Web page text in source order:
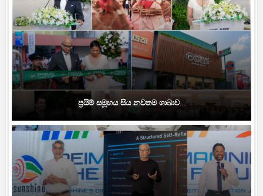
ප්‍රයිම් සමූහය සිය නවතම ශාඛාව...